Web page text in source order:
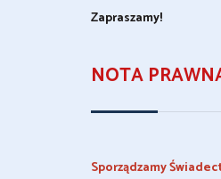
Zapraszamy!
NOTA
Sporządzamy